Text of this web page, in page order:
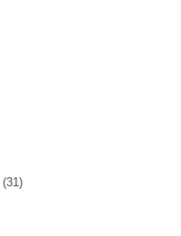
(31)